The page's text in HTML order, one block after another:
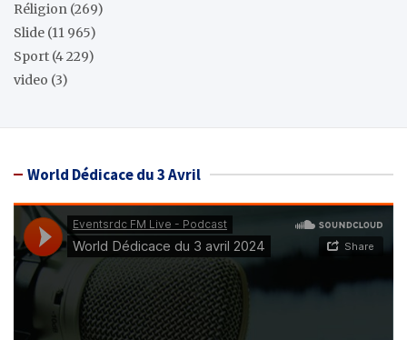
Réligion (269)
Slide (11 965)
Sport (4 229)
video (3)
World Dédicace du 3 Avril